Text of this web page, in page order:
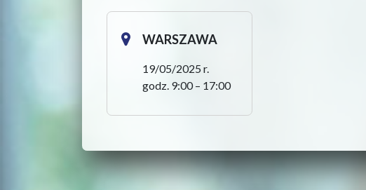
WARSZAWA
19/05/2025 r.
godz. 9:00 – 17:00